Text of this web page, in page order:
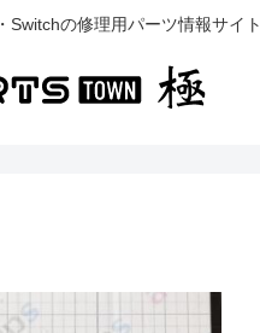
Switchの修理用パーツ情報サイト